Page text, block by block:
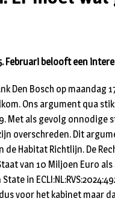
Februari belooft een
Den Bosch op maandag
Ons argument qua
Met als gevolg
overschreden. Dit
Habitat Richtlijn. De
van 10 Miljoen Euro
in
voor het kabinet maar